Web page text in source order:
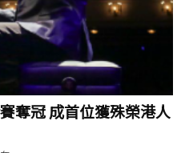
奪冠 成首位獲殊榮港人